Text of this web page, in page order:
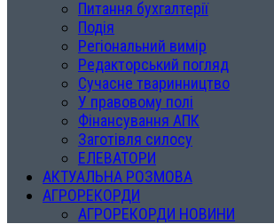
Питання бухгалтерії
Подія
Регіональний вимір
Редакторський погляд
Сучасне тваринництво
У правовому полі
Фінансування АПК
Заготівля силосу
ЕЛЕВАТОРИ
АКТУАЛЬНА РОЗМОВА
АГРОРЕКОРДИ
АГРОРЕКОРДИ НОВИНИ